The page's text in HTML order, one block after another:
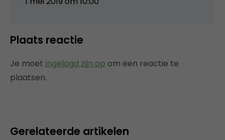
Plaats reactie
Je moet ingelogd zijn op om een reactie te
plaatsen.
Gerelateerde artikelen